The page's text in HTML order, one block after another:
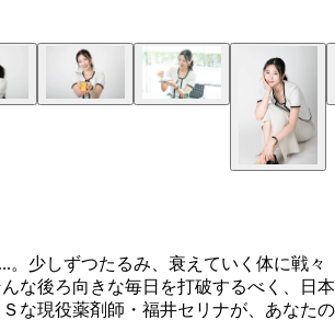
。少しずつたるみ、衰えていく体に戦々
な後ろ向きな毎日を打破するべく、日本
な現役薬剤師・福井セリナが、あなたの